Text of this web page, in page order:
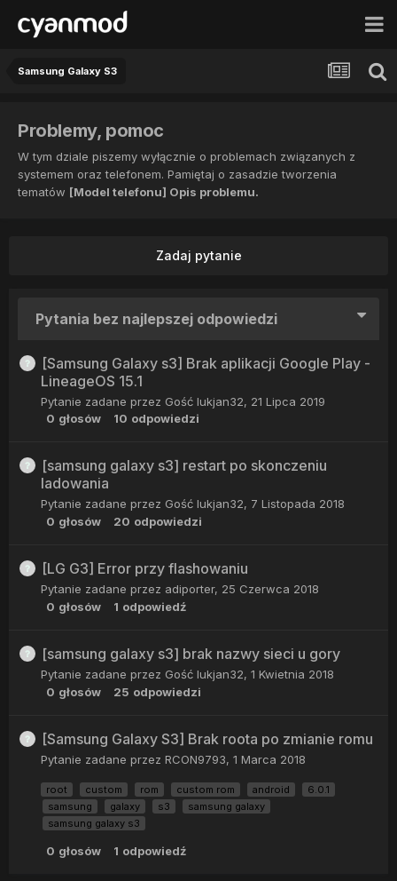
Samsung Galaxy S3
Problemy, pomoc
W tym dziale piszemy wyłącznie o problemach związanych z
systemem oraz telefonem. Pamiętaj o zasadzie tworzenia
tematów [Model telefonu] Opis problemu.
Zadaj pytanie
Pytania bez najlepszej odpowiedzi
[Samsung Galaxy s3] Brak aplikacji Google Play -
LineageOS 15.1
Pytanie zadane przez Gość lukjan32, 21 Lipca 2019
0 głosów 10 odpowiedzi
[samsung galaxy s3] restart po skonczeniu
ladowania
Pytanie zadane przez Gość lukjan32, 7 Listopada 2018
0 głosów 20 odpowiedzi
[LG G3] Error przy flashowaniu
Pytanie zadane przez adiporter, 25 Czerwca 2018
0 głosów 1 odpowiedź
[samsung galaxy s3] brak nazwy sieci u gory
Pytanie zadane przez Gość lukjan32, 1 Kwietnia 2018
0 głosów 25 odpowiedzi
[Samsung Galaxy S3] Brak roota po zmianie romu
Pytanie zadane przez RCON9793, 1 Marca 2018
root custom rom custom rom android
6.0.1
samsung
galaxy s3
samsung galaxy
samsung galaxy s3
0 głosów 1 odpowiedź